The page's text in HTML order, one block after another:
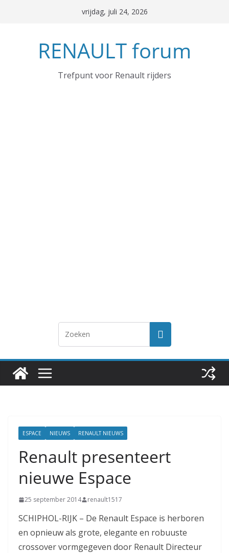
vrijdag, juli 24, 2026
RENAULT forum
Trefpunt voor Renault rijders
ESPACE NIEUWS RENAULT NIEUWS
Renault presenteert
nieuwe Espace
25 september 2014 renault1517
SCHIPHOL-RIJK – De Renault Espace is herboren
en opnieuw als grote, elegante en robuuste
crossover vormgegeven door Renault Directeur